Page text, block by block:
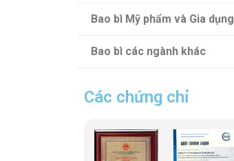
Bao bì Mỹ phẩm và Gia dụng
Bao bì các ngành khác
Các chứng chỉ